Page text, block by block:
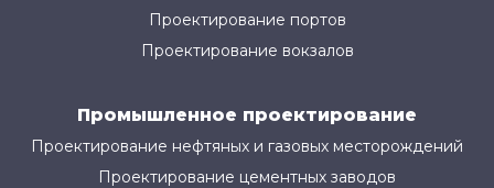
Проектирование портов
Проектирование вокзалов
Промышленное проектирование
Проектирование нефтяных и газовых месторождений
Проектирование цементных заводов